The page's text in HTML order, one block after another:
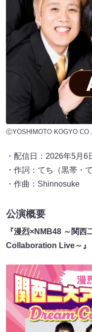
ⒸYOSHIMOTO KOGYO
・配信日：2026年5月
・作詞：てち（黒帯・
・作曲：Shinnosuke
公演概要
『漫烈×NMB48 ～関
Collaboration Live～』